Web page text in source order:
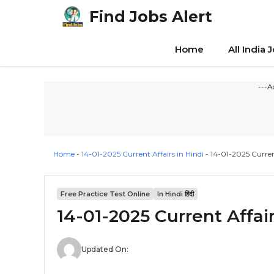
Find Jobs Alert
Home All India
---
Home - 14-01-2025 Current Affairs in Hindi - 14-01-2025
Free Practice Test Online In Hindi हिंदी
14-01-2025 Current
Updated On: